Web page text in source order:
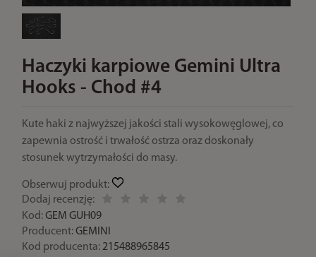
Haczyki karpiowe Gemini Ultra
Hooks - Chod #4
Kute haki z najwyższej jakości stali wysokowęglowej, co
zapewnia ostrość i trwałość ostrza oraz doskonały
stosunek wytrzymałości do masy.
Obserwuj produkt:
Dodaj recenzję:
Kod:GEM GUH09
Producent:GEMINI
Kod producenta:215488965845